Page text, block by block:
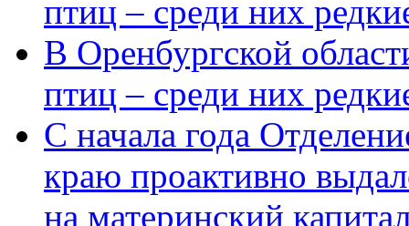
птиц – среди них
В Оренбургской
птиц – среди них
С начала года
краю проактивно
на материнский